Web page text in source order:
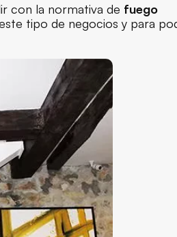
con la normativa de fuego
tipo de negocios y para